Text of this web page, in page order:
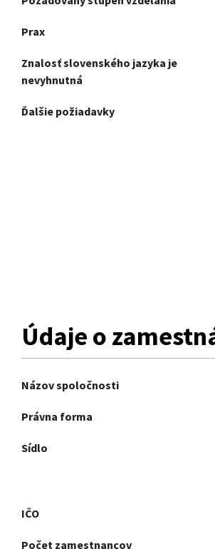
Prax
Znalosť slovenského jazyka je
nevyhnutná
Ďalšie požiadavky
Údaje o
Názov spoločnosti
Právna forma
Sídlo
IČO
Počet zamestnancov